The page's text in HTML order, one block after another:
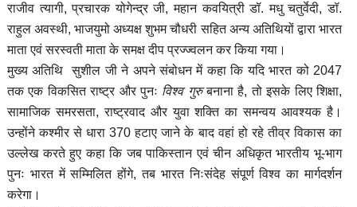
राजीव त्यागी, प्रचारक योगेन्द्र जी, महान कवयित्री डॉ. मधु चतुर्वेदी, डॉ.
राहुल अवस्थी, भाजयुमो अध्यक्ष शुभम चौधरी सहित अन्य अतिथियों द्वारा भारत
माता एवं सरस्वती माता के समक्ष दीप प्रज्ज्वलन कर किया गया।
मुख्य अतिथि सुशील जी ने अपने संबोधन में कहा कि यदि भारत को 2047
तक एक विकसित राष्ट्र और पुनः विश्व गुरुबनाना है, तो इसके लिए शिक्षा,
सामाजिक समरसता, राष्ट्रवाद और युवा शक्ति का समन्वय आवश्यक है।
उन्होंने कश्मीर से धारा 370 हटाए जाने के बाद वहां हो रहे तीव्र विकास का
उल्लेख करते हुए कहा कि जब पाकिस्तान एवं चीन अधिकृत भारतीय भू-भाग
पुनः भारत में सम्मिलित होंगे, तब भारत निःसंदेह संपूर्ण विश्व का मार्गदर्शन
करेगा।